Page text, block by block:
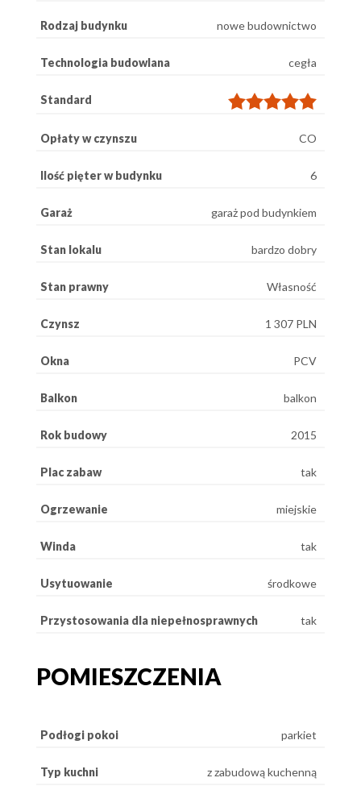
Rodzaj budynku nowe budownictwo
Technologia budowlana cegła
Standard
Opłaty w czynszu CO
Ilość pięter w budynku 6
Garaż garaż pod budynkiem
Stan lokalu bardzo dobry
Stan prawny Własność
Czynsz 1 307 PLN
Okna PCV
Balkon balkon
Rok budowy 2015
Plac zabaw tak
Ogrzewanie miejskie
Winda tak
Usytuowanie środkowe
Przystosowania dla niepełnosprawnych tak
POMIESZCZENIA
Podłogi pokoi parkiet
Typ kuchni z zabudową kuchenną